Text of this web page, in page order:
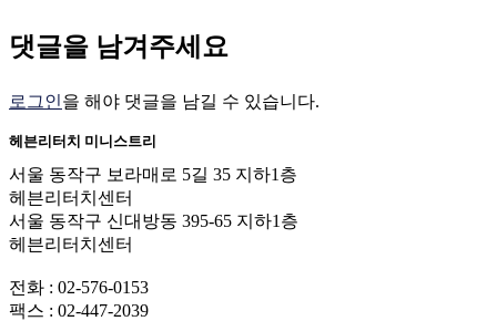
댓글을 남겨주세요
로그인을 해야 댓글을 남길 수 있습니다.
헤븐리터치 미니스트리
서울 동작구 보라매로 5길 35 지하1층
헤븐리터치센터
서울 동작구 신대방동 395-65 지하1층
헤븐리터치센터
전화 : 02-576-0153
팩스 : 02-447-2039